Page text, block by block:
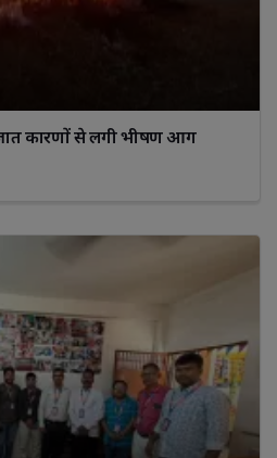
कारणों से लगी भीषण आग